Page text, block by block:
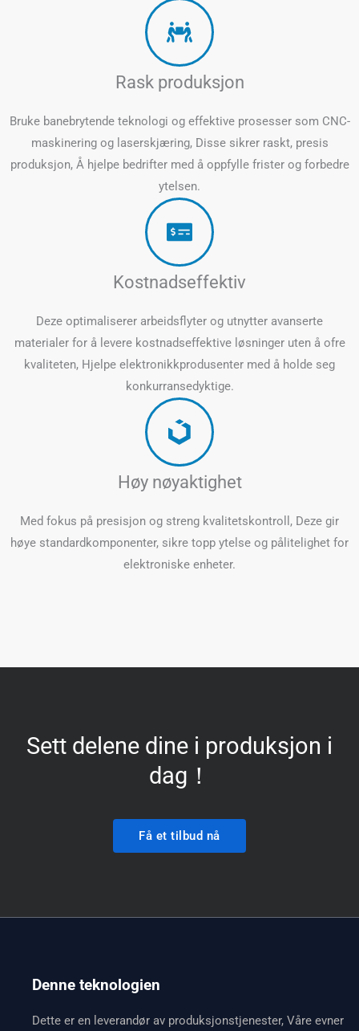
Rask produksjon
Bruke banebrytende teknologi og effektive prosesser som CNC-
maskinering og laserskjæring, Disse sikrer raskt, presis
produksjon, Å hjelpe bedrifter med å oppfylle frister og forbedre
ytelsen.
Kostnadseffektiv
Deze optimaliserer arbeidsflyter og utnytter avanserte
materialer for å levere kostnadseffektive løsninger uten å ofre
kvaliteten, Hjelpe elektronikkprodusenter med å holde seg
konkurransedyktige.
Høy nøyaktighet
Med fokus på presisjon og streng kvalitetskontroll, Deze gir
høye standardkomponenter, sikre topp ytelse og pålitelighet for
elektroniske enheter.
Sett delene dine i produksjon i
dag！
Få et tilbud nå
Denne teknologien
Dette er en leverandør av produksjonstjenester, Våre evner